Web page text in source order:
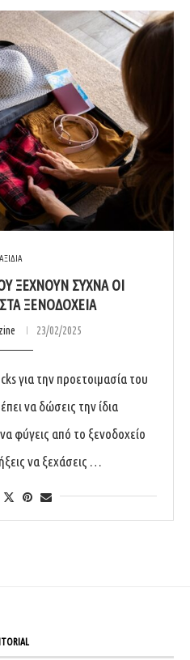
ΞΕΧΝΟΥΝ ΣΥΧΝΑ ΟΙ
ΞΕΝΟΔΟΧΕΙΑ
23/02/2025
για την προετοιμασία του
να δώσεις την ίδια
φύγεις από το ξενοδοχείο
να ξεχάσεις …